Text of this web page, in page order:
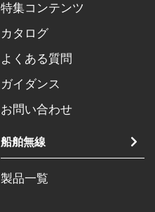
特集コンテンツ
カタログ
よくある質問
ガイダンス
お問い合わせ
船舶無線
製品一覧